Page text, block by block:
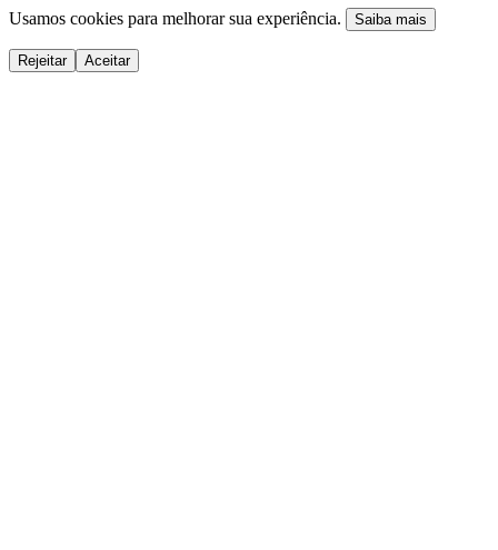
Usamos cookies para melhorar sua experiência. Saiba mais
Rejeitar Aceitar